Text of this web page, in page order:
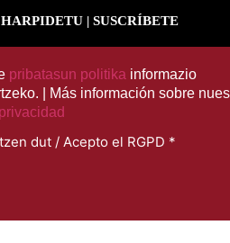
pribatasun politika informazio
| Más información sobre
dut / Acepto el RGPD *